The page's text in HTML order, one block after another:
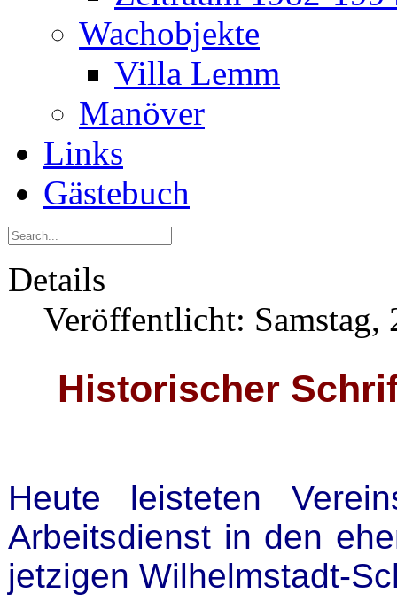
Wachobjekte
Villa Lemm
Manöver
Links
Gästebuch
Details
Veröffentlicht: Samstag,
Historischer
Heute leisteten
Arbeitsdienst in den
jetzigen Wilhelmstadt-